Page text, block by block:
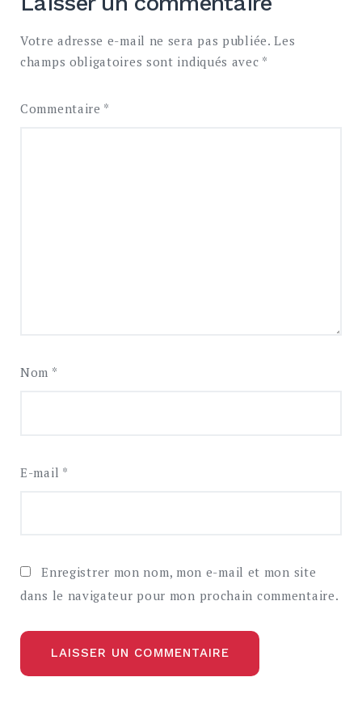
Votre adresse e-mail ne sera pas publiée. Les
champs obligatoires sont indiqués avec *
Commentaire *
Nom *
E-mail *
Enregistrer mon nom, mon e-mail et mon site
dans le navigateur pour mon prochain commentaire.